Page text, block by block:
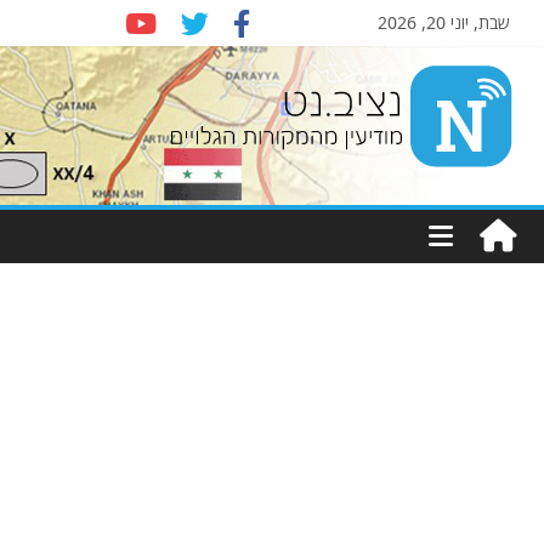
שבת, יוני 20, 2026
Nziv.net
מודיעין
מהמקורות